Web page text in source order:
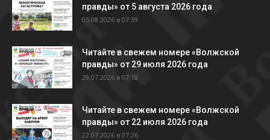
правды» от 5 августа 2026 года
05.08.2026 в 07:39
Читайте в свежем номере «Волжской
правды» от 29 июля 2026 года
29.07.2026 в 07:18
Читайте в свежем номере «Волжской
правды» от 22 июля 2026 года
22.07.2026 в 07:26